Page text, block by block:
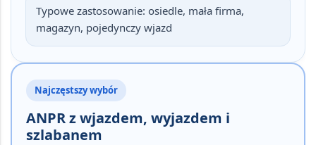
Typowe zastosowanie: osiedle, mała firma,
magazyn, pojedynczy wjazd
Najczęstszy wybór
ANPR z wjazdem, wyjazdem i
szlabanem